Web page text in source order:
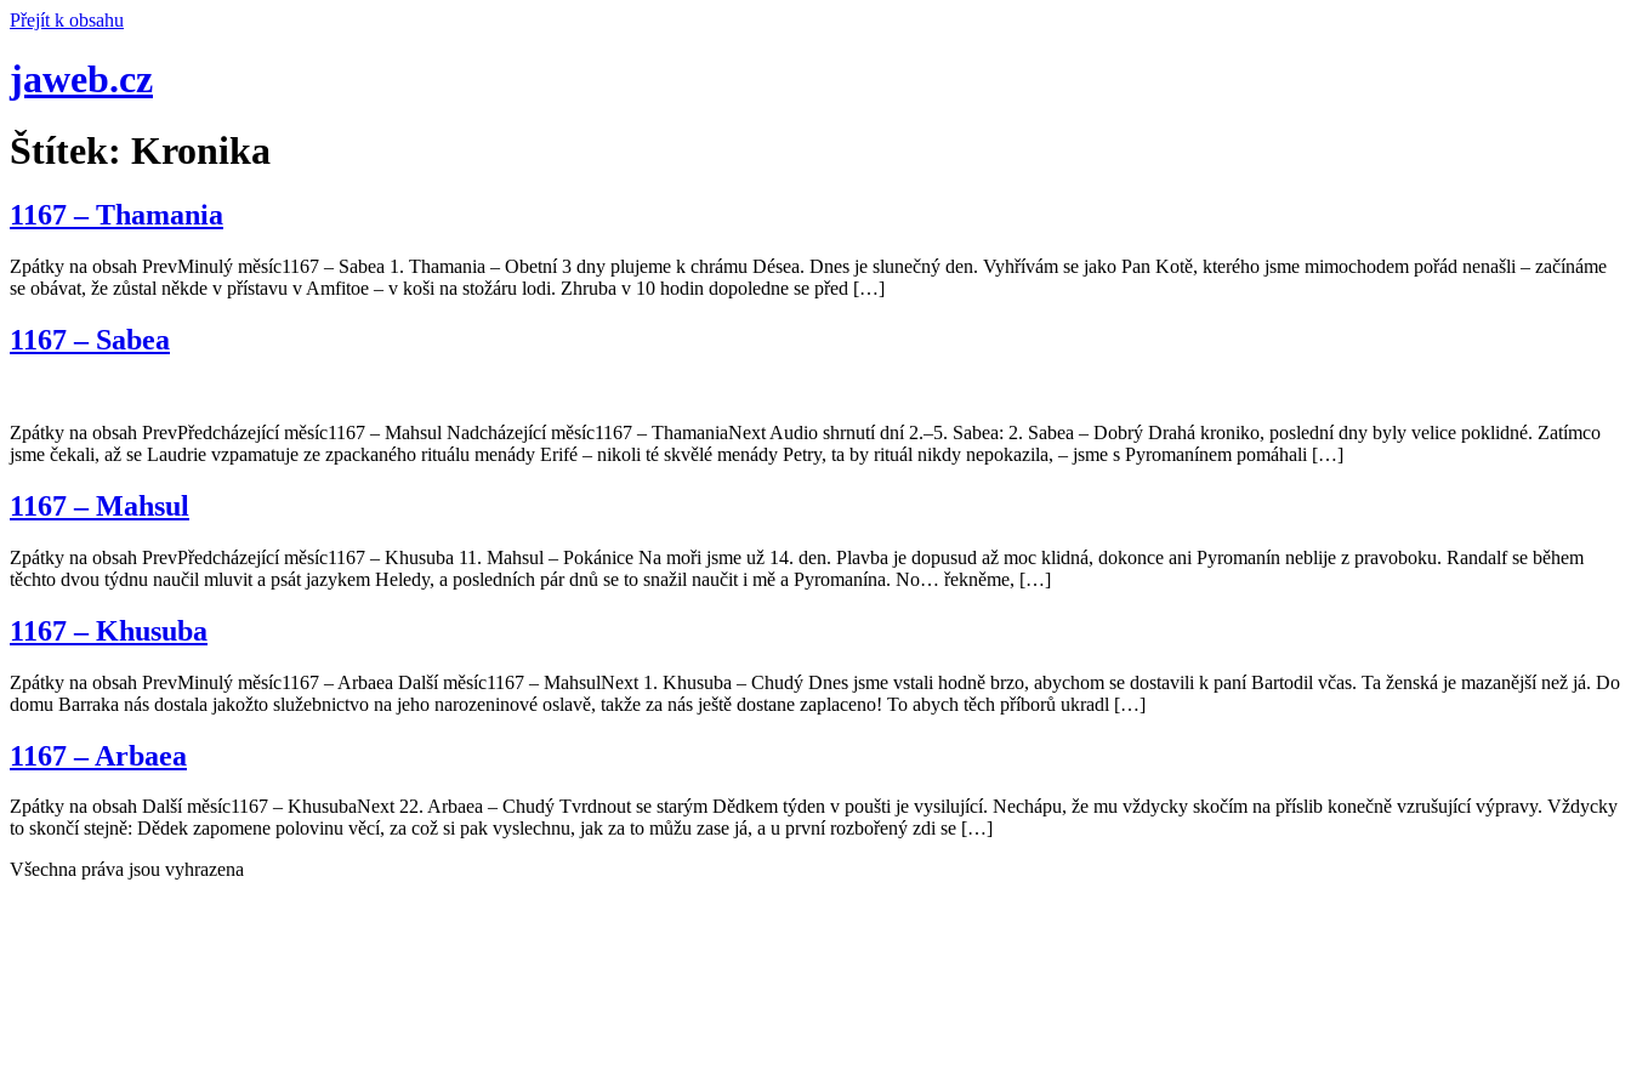
Přejít k obsahu
jaweb.cz
Štítek: Kronika
1167 – Thamania
Zpátky na obsah PrevMinulý měsíc1167 – Sabea 1. Thamania – Obetní 3 dny plujeme k chrámu Désea. Dnes je slunečný den. Vyhřívám se jako Pan Kotě, kterého jsme mimochodem pořád nenašli – začínáme
se obávat, že zůstal někde v přístavu v Amfitoe – v koši na stožáru lodi. Zhruba v 10 hodin dopoledne se před […]
1167 – Sabea
Zpátky na obsah PrevPředcházející měsíc1167 – Mahsul Nadcházející měsíc1167 – ThamaniaNext Audio shrnutí dní 2.–5. Sabea: 2. Sabea – Dobrý Drahá kroniko, poslední dny byly velice poklidné. Zatímco
jsme čekali, až se Laudrie vzpamatuje ze zpackaného rituálu menády Erifé – nikoli té skvělé menády Petry, ta by rituál nikdy nepokazila, – jsme s Pyromanínem pomáhali […]
1167 – Mahsul
Zpátky na obsah PrevPředcházející měsíc1167 – Khusuba 11. Mahsul – Pokánice Na moři jsme už 14. den. Plavba je dopusud až moc klidná, dokonce ani Pyromanín neblije z pravoboku. Randalf se během
těchto dvou týdnu naučil mluvit a psát jazykem Heledy, a posledních pár dnů se to snažil naučit i mě a Pyromanína. No… řekněme, […]
1167 – Khusuba
Zpátky na obsah PrevMinulý měsíc1167 – Arbaea Další měsíc1167 – MahsulNext 1. Khusuba – Chudý Dnes jsme vstali hodně brzo, abychom se dostavili k paní Bartodil včas. Ta ženská je mazanější než já. Do
domu Barraka nás dostala jakožto služebnictvo na jeho narozeninové oslavě, takže za nás ještě dostane zaplaceno! To abych těch příborů ukradl […]
1167 – Arbaea
Zpátky na obsah Další měsíc1167 – KhusubaNext 22. Arbaea – Chudý Tvrdnout se starým Dědkem týden v poušti je vysilující. Nechápu, že mu vždycky skočím na příslib konečně vzrušující výpravy. Vždycky
to skončí stejně: Dědek zapomene polovinu věcí, za což si pak vyslechnu, jak za to můžu zase já, a u první rozbořený zdi se […]
Všechna práva jsou vyhrazena